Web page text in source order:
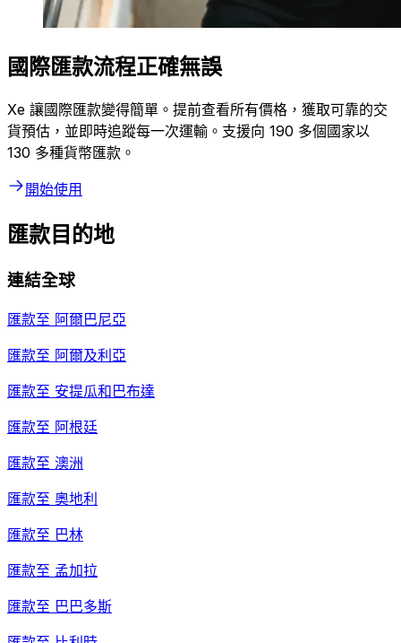
國際匯款流程正確無誤
Xe 讓國際匯款變得簡單。提前查看所有價格，獲取可靠的交
貨預估，並即時追蹤每一次運輸。支援向 190 多個國家以
130 多種貨幣匯款。
開始使用
匯款目的地
連結全球
匯款至 阿爾巴尼亞
匯款至 阿爾及利亞
匯款至 安提瓜和巴布達
匯款至 阿根廷
匯款至 澳洲
匯款至 奧地利
匯款至 巴林
匯款至 孟加拉
匯款至 巴巴多斯